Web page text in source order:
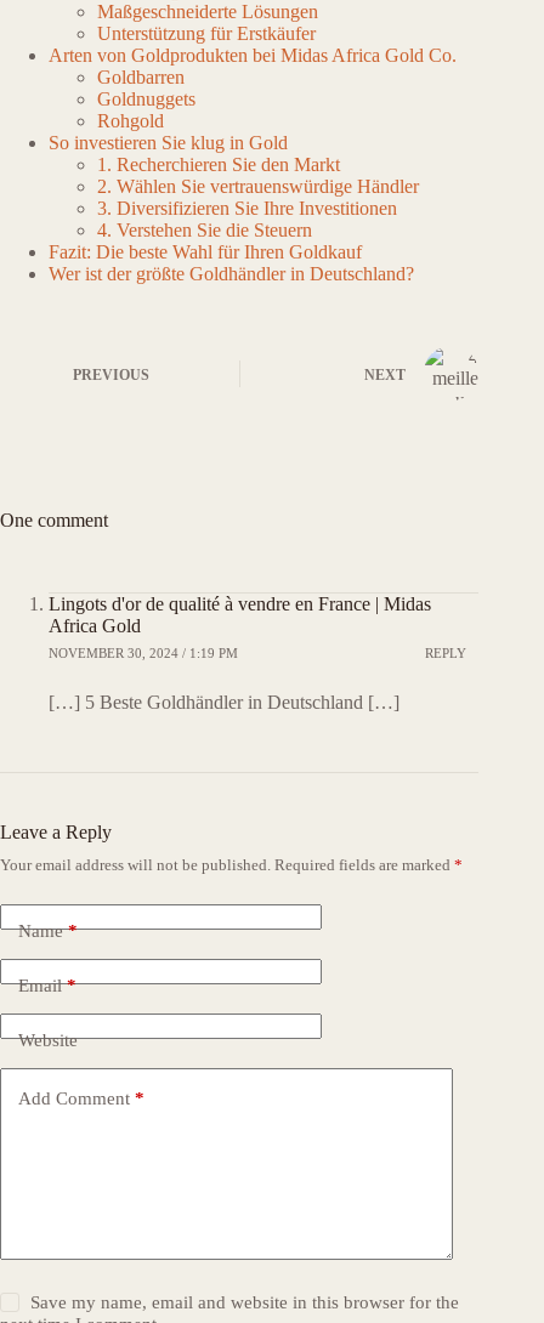
Maßgeschneiderte Lösungen
Unterstützung für Erstkäufer
Arten von Goldprodukten bei Midas Africa Gold Co.
Goldbarren
Goldnuggets
Rohgold
So investieren Sie klug in Gold
1. Recherchieren Sie den Markt
2. Wählen Sie vertrauenswürdige Händler
3. Diversifizieren Sie Ihre Investitionen
4. Verstehen Sie die Steuern
Fazit: Die beste Wahl für Ihren Goldkauf
Wer ist der größte Goldhändler in Deutschland?
PREVIOUS NEXT
One comment
Lingots d'or de qualité à vendre en France | Midas
Africa Gold
NOVEMBER 30, 2024 / 1:19 PM REPLY
[…] 5 Beste Goldhändler in Deutschland […]
Leave a Reply
Your email address will not be published. Required fields are marked *
Name*
Email*
Website
Add Comment *
Save my name, email and website in this browser for the